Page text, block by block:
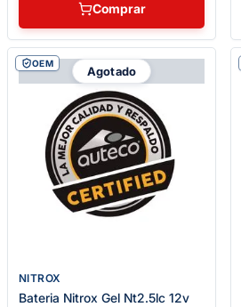
Comprar
Agotado
OEM
NITROX
Bateria Nitrox Gel Nt2.5lc 12v